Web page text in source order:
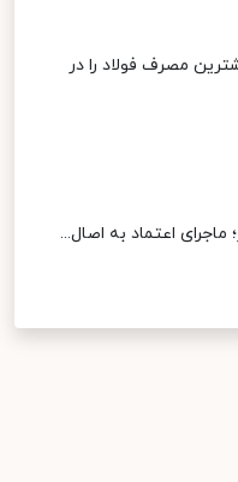
مصرف فولاد را در
اعتماد به اصال...